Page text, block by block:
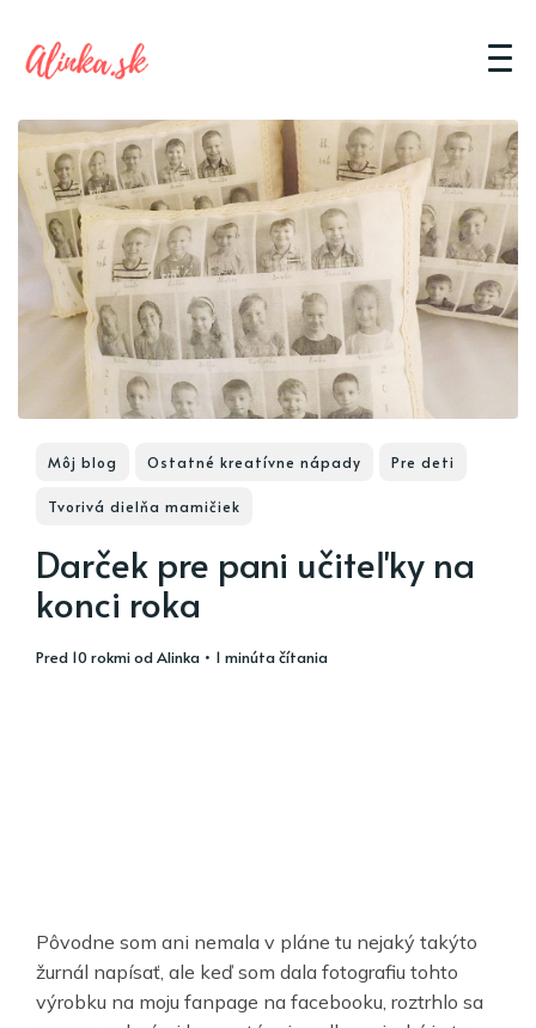
Môj blog Ostatné kreatívne nápady Pre deti
Tvorivá dielňa mamičiek
Darček pre pani učiteľky na
konci roka
pred 10 rokmiodAlinka • 1 minúta čítania
Pôvodne som ani nemala v pláne tu nejaký takýto
žurnál napísať, ale keď som dala fotografiu tohto
výrobku na moju fanpage na facebooku, roztrhlo sa